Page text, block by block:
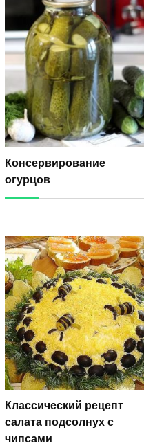
Консервирование
огурцов
Классический рецепт
салата подсолнух с
чипсами